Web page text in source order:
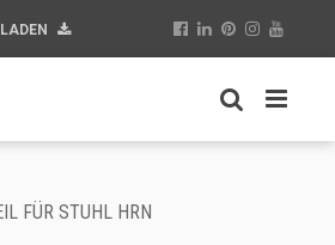
FÜR STUHL HRN